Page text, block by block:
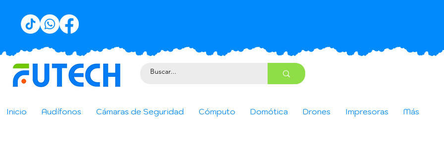
Inicio Audífonos Cámaras de Seguridad Cómputo Domótica Drones Impresoras Más